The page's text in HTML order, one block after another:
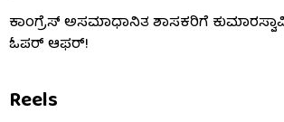
ಕಾಂಗ್ರೆಸ್ ಅಸಮಾಧಾನಿತ ಶಾಸಕರಿಗೆ
ಓಪರ್ ಆಫರ್!
Reels